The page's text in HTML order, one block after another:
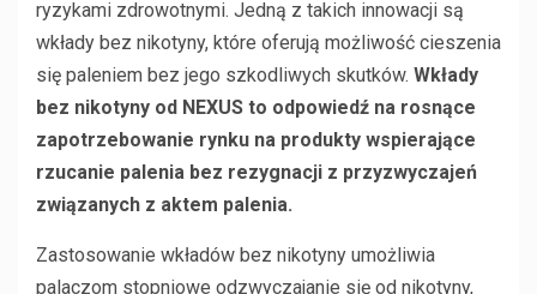
ryzykami zdrowotnymi. Jedną z takich innowacji są
wkłady bez nikotyny, które oferują możliwość cieszenia
się paleniem bez jego szkodliwych skutków. Wkłady
bez nikotyny od NEXUS to odpowiedź na rosnące
zapotrzebowanie rynku na produkty wspierające
rzucanie palenia bez rezygnacji z przyzwyczajeń
związanych z aktem palenia.
Zastosowanie wkładów bez nikotyny umożliwia
palaczom stopniowe odzwyczajanie się od nikotyny,